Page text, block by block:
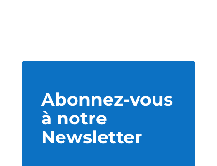
Abonnez-vous
à notre
Newsletter